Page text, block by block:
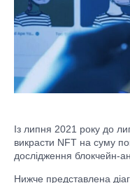
Із липня 2021 року до
викрасти NFT на суму
дослідження блокчейн-
Нижче представлена